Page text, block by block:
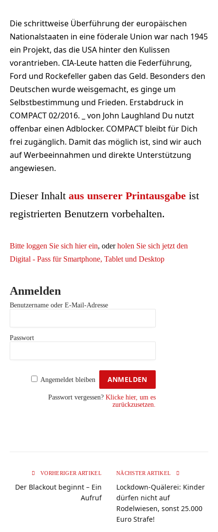
Die schrittweise Überführung der europäischen
Nationalstaaten in eine föderale Union war nach 1945
ein Projekt, das die USA hinter den Kulissen
vorantrieben. CIA-Leute hatten die Federführung,
Ford und Rockefeller gaben das Geld. Besonders den
Deutschen wurde weisgemacht, es ginge um
Selbstbestimmung und Frieden. Erstabdruck in
COMPACT 02/2016. _ von John Laughland Du nutzt
offenbar einen Adblocker. COMPACT bleibt für Dich
frei zugänglich. Damit das möglich ist, sind wir auch
auf Werbeeinnahmen und direkte Unterstützung
angewiesen.
Dieser Inhalt aus unserer Printausgabe ist
registrierten Benutzern vorbehalten.
Bitte loggen Sie sich hier ein, oderholen Sie sich jetzt den
Digital - Pass für Smartphone, Tablet und Desktop
Anmelden
Benutzername oder E-Mail-Adresse
Passwort
Angemeldet bleiben
Passwort vergessen? Klicke hier, um es
zurückzusetzen.
VORHERIGER ARTIKEL
Der Blackout beginnt – Ein
Aufruf
NÄCHSTER ARTIKEL
Lockdown-Quälerei: Kinder
dürfen nicht auf
Rodelwiesen, sonst 25.000
Euro Strafe!